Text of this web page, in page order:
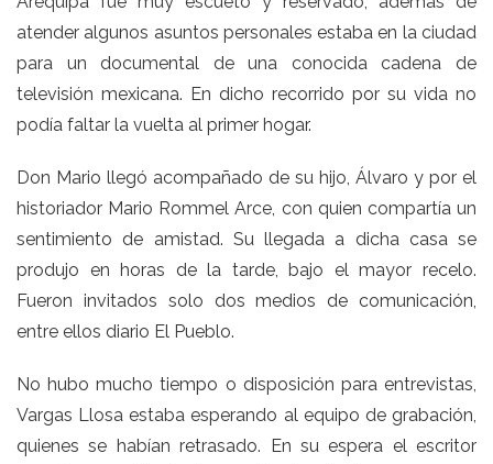
atender algunos asuntos personales estaba en la ciudad
para un documental de una conocida cadena de
televisión mexicana. En dicho recorrido por su vida no
podía faltar la vuelta al primer hogar.
Don Mario llegó acompañado de su hijo, Álvaro y por el
historiador Mario Rommel Arce, con quien compartía un
sentimiento de amistad. Su llegada a dicha casa se
produjo en horas de la tarde, bajo el mayor recelo.
Fueron invitados solo dos medios de comunicación,
entre ellos diario El Pueblo.
No hubo mucho tiempo o disposición para entrevistas,
Vargas Llosa estaba esperando al equipo de grabación,
quienes se habían retrasado. En su espera el escritor